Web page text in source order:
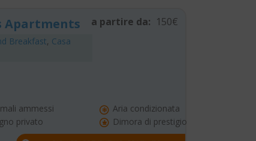
Apartments
Breakfast, Casa
a partire da: 150€
ammessi
Aria condizionata
privato Dimora di prestigio